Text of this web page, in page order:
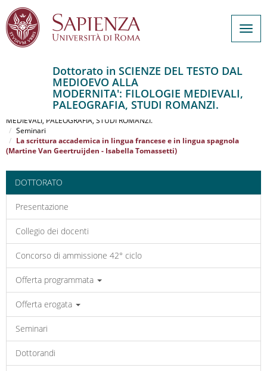
principale
Dottorato in SCIENZE DEL TESTO DAL
MEDIOEVO ALLA
MODERNITA': FILOLOGIE MEDIEVALI,
PALEOGRAFIA, STUDI ROMANZI.
SCIENZE DEL TESTO DAL MEDIOEVO ALLA MODERNITA': FILOLOGIE
MEDIEVALI, PALEOGRAFIA, STUDI ROMANZI.
Seminari
La scrittura accademica in lingua francese e in lingua spagnola
(Martine Van Geertruijden - Isabella Tomassetti)
DOTTORATO
Presentazione
Collegio dei docenti
Concorso di ammissione 42° ciclo
Offerta programmata
Offerta erogata
Seminari
Dottorandi